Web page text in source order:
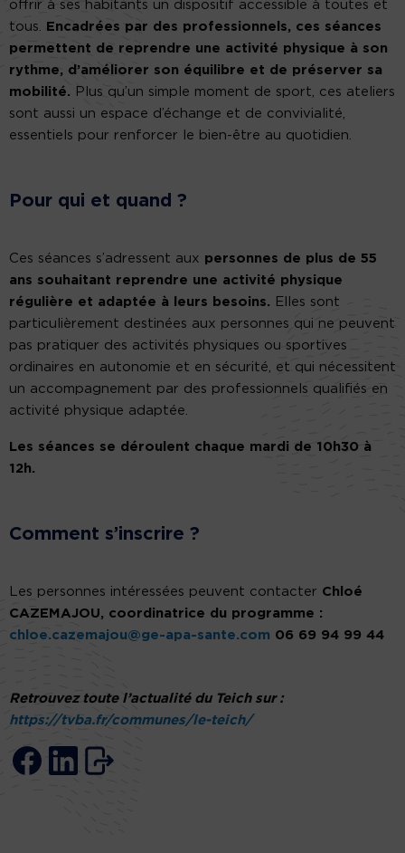
offrir à ses habitants un dispositif accessible à toutes et
tous. Encadrées par des professionnels, ces séances
permettent de reprendre une activité physique à son
rythme, d’améliorer son équilibre et de préserver sa
mobilité. Plus qu’un simple moment de sport, ces ateliers
sont aussi un espace d’échange et de convivialité,
essentiels pour renforcer le bien-être au quotidien.
Pour qui et quand ?
Ces séances s’adressent aux personnes de plus de 55
ans souhaitant reprendre une activité physique
régulière et adaptée à leurs besoins. Elles sont
particulièrement destinées aux personnes qui ne peuvent
pas pratiquer des activités physiques ou sportives
ordinaires en autonomie et en sécurité, et qui nécessitent
un accompagnement par des professionnels qualifiés en
activité physique adaptée.
Les séances se déroulent chaque mardi de 10h30 à
12h.
Comment s’inscrire ?
Les personnes intéressées peuvent contacter Chloé
CAZEMAJOU, coordinatrice du programme :
chloe.cazemajou@ge-apa-sante.com 06 69 94 99 44
Retrouvez toute l’actualité du Teich sur :
https://tvba.fr/communes/le-teich/